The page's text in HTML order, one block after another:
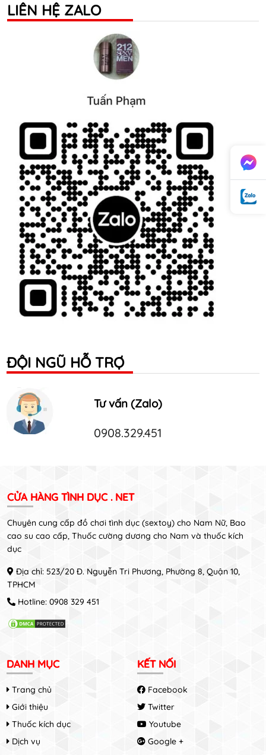
LIÊN HỆ ZALO
ĐỘI NGŨ HỖ TRỢ
Tư vấn (Zalo)
0908.329.451
CỬA HÀNG TÌNH DỤC . NET
Chuyên cung cấp đồ chơi tình dục (sextoy) cho Nam Nữ, Bao
cao su cao cấp, Thuốc cường dương cho Nam và thuốc kích
dục
Địa chỉ: 523/20 Đ. Nguyễn Tri Phương, Phường 8, Quận 10,
TPHCM
Hotline: 0908 329 451
DANH MỤC
Trang chủ
Giới thiệu
Thuốc kích dục
Dịch vụ
KẾT NỐI
Facebook
Twitter
Youtube
Google +